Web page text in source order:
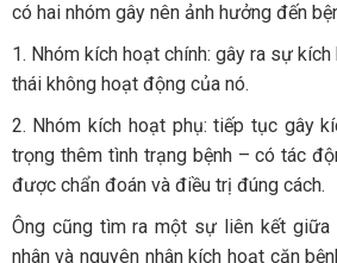
có hai nhóm gây nên ảnh hưởng đến
1. Nhóm kích hoạt chính: gây ra sự
thái không hoạt động của nó.
2. Nhóm kích hoạt phụ: tiếp tục gây
trọng thêm tình trạng bệnh – có tác
được chẩn đoán và điều trị đúng cách.
Ông cũng tìm ra một sự liên kết giữa
nhân và nguyên nhân kích hoạt căn